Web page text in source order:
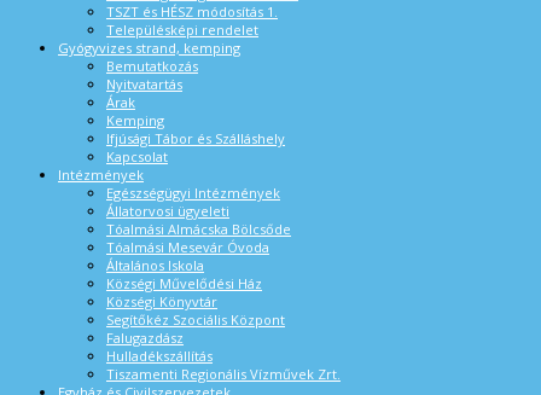
TSZT és HÉSZ módosítás 1.
Településképi rendelet
Gyógyvizes strand, kemping
Bemutatkozás
Nyitvatartás
Árak
Kemping
Ifjúsági Tábor és Szálláshely
Kapcsolat
Intézmények
Egészségügyi Intézmények
Állatorvosi ügyeleti
Tóalmási Almácska Bölcsőde
Tóalmási Mesevár Óvoda
Általános Iskola
Községi Művelődési Ház
Községi Könyvtár
Segítőkéz Szociális Központ
Falugazdász
Hulladékszállítás
Tiszamenti Regionális Vízművek Zrt.